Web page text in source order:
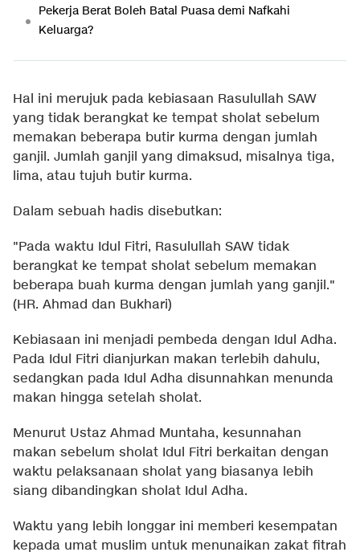
Pekerja Berat Boleh Batal Puasa demi Nafkahi
Keluarga?
Hal ini merujuk pada kebiasaan Rasulullah SAW
yang tidak berangkat ke tempat sholat sebelum
memakan beberapa butir kurma dengan jumlah
ganjil. Jumlah ganjil yang dimaksud, misalnya tiga,
lima, atau tujuh butir kurma.
Dalam sebuah hadis disebutkan:
"Pada waktu Idul Fitri, Rasulullah SAW tidak
berangkat ke tempat sholat sebelum memakan
beberapa buah kurma dengan jumlah yang ganjil."
(HR. Ahmad dan Bukhari)
Kebiasaan ini menjadi pembeda dengan Idul Adha.
Pada Idul Fitri dianjurkan makan terlebih dahulu,
sedangkan pada Idul Adha disunnahkan menunda
makan hingga setelah sholat.
Menurut Ustaz Ahmad Muntaha, kesunnahan
makan sebelum sholat Idul Fitri berkaitan dengan
waktu pelaksanaan sholat yang biasanya lebih
siang dibandingkan sholat Idul Adha.
Waktu yang lebih longgar ini memberi kesempatan
kepada umat muslim untuk menunaikan zakat fitrah